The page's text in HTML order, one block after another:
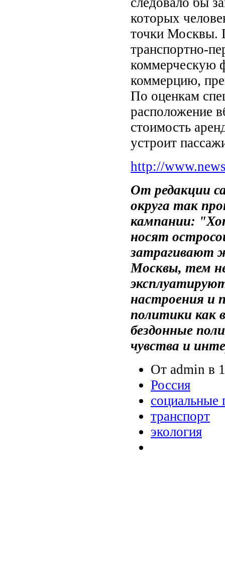
которых
точки Москвы.
транспортно-
коммерческую
коммерцию,
По оценкам
расположение
стоимость
устроит
http://
От редакции
округа так
кампании: "
носят
затрагивают
Москвы, тем
настроения и
политики как
бездонные
чувства и
От admin в
Россия
социальные
транспорт
экология